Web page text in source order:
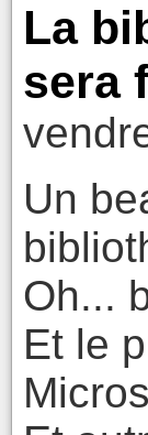
La
sera
Un
Oh...
Et le